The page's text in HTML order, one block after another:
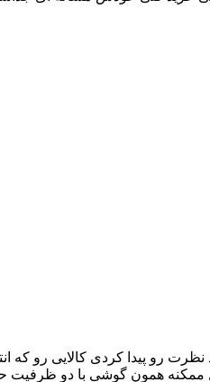
رو پیدا کردی کالایی رو که
ممکنه همون گوشی با دو